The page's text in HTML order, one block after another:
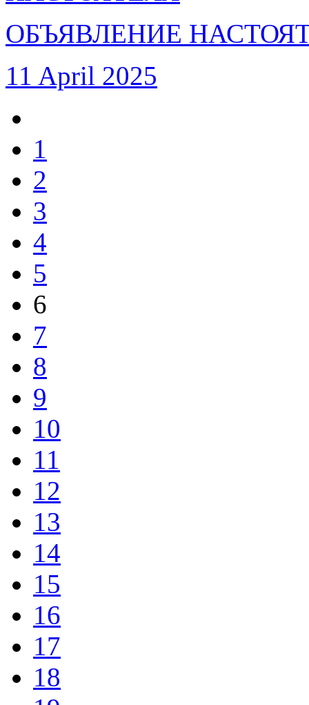
ОБЪЯВЛЕНИЕ
11 April 2025
1
2
3
4
5
6
7
8
9
10
11
12
13
14
15
16
17
18